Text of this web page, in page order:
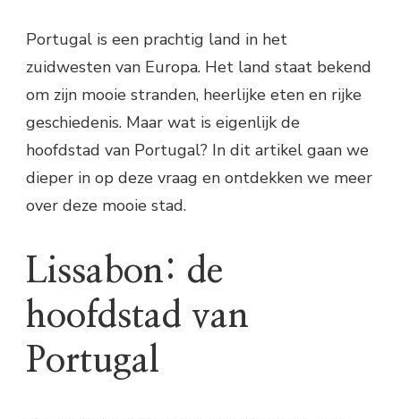
Portugal is een prachtig land in het
zuidwesten van Europa. Het land staat bekend
om zijn mooie stranden, heerlijke eten en rijke
geschiedenis. Maar wat is eigenlijk de
hoofdstad van Portugal? In dit artikel gaan we
dieper in op deze vraag en ontdekken we meer
over deze mooie stad.
Lissabon: de
hoofdstad van
Portugal